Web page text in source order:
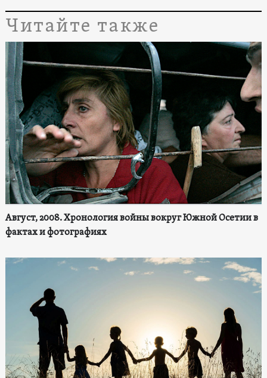
Читайте также
Август, 2008. Хронология войны вокруг Южной Осетии в
фактах и фотографиях